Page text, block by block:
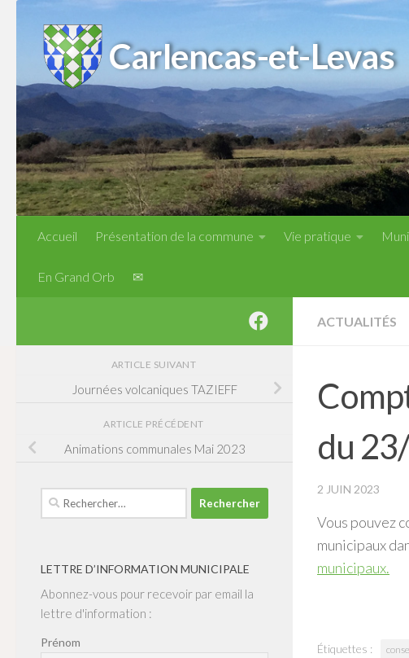
Skip to content
Carlencas-et-Levas
Accueil Présentation de la commune Vie pratique
En Grand Orb ✉
ACTUALITÉS
du
2 JUIN 2023
Vous pouvez
municipaux
municipaux.
Étiquettes :
ARTICLE SUIVANT
Journées volcaniques TAZIEFF
ARTICLE PRÉCÉDENT
Animations communales Mai 2023
Rechercher :
LETTRE D’INFORMATION MUNICIPALE
Abonnez-vous pour recevoir par email la
lettre d'information :
Prénom